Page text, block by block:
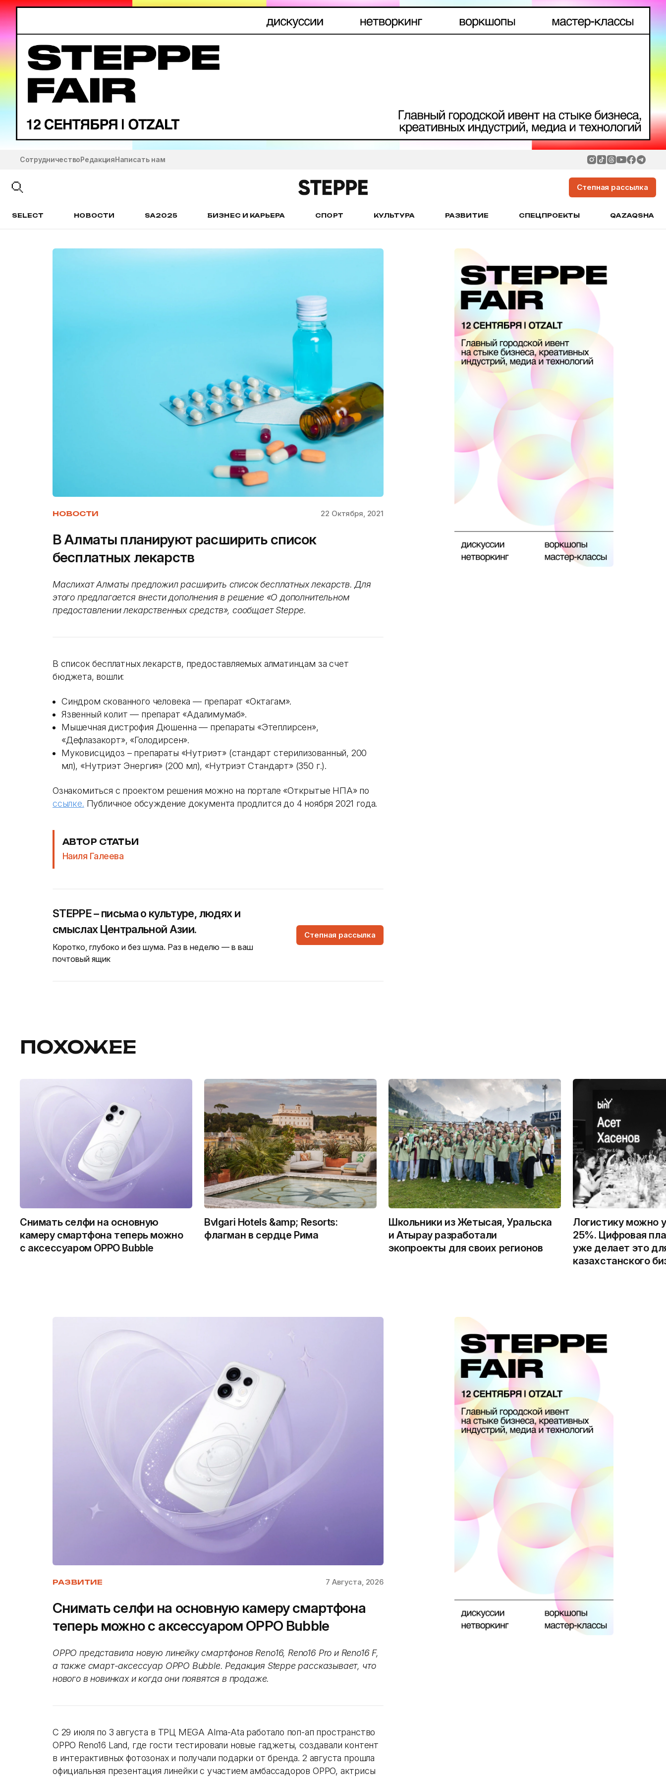
СотрудничествоРедакцияНаписать нам
Степная рассылка
SELECT НОВОСТИ SA2025 БИЗНЕС И КАРЬЕРА СПОРТ КУЛЬТУРА РАЗВИТИЕ СПЕЦПРОЕКТЫ QAZAQSHA
НОВОСТИ 22 Октября, 2021
В Алматы планируют расширить список
бесплатных лекарств
Маслихат Алматы предложил расширить список бесплатных лекарств. Для
этого предлагается внести дополнения в решение «О дополнительном
предоставлении лекарственных средств», сообщает Steppe.
В список бесплатных лекарств, предоставляемых алматинцам за счет
бюджета, вошли:
Синдром скованного человека — препарат «Октагам».
Язвенный колит — препарат «Адалимумаб».
Мышечная дистрофия Дюшенна — препараты «Этеплирсен»,
«Дефлазакорт», «Голодирсен».
Муковисцидоз – препараты «Нутриэт» (стандарт стерилизованный, 200
мл), «Нутриэт Энергия» (200 мл), «Нутриэт Стандарт» (350 г.).
Ознакомиться с проектом решения можно на портале «Открытые НПА» по
ссылке. Публичное обсуждение документа продлится до 4 ноября 2021 года.
АВТОР СТАТЬИ
Наиля Галеева
STEPPE – письма о культуре, людях и
смыслах Центральной Азии.
Коротко, глубоко и без шума. Раз в неделю — в ваш
почтовый ящик
Степная рассылка
ПОХОЖЕЕ
Снимать селфи на основную
камеру смартфона теперь можно
с аксессуаром OPPO Bubble
Bvlgari Hotels &amp; Resorts:
флагман в сердце Рима
Школьники из Жетысая, Уральска
и Атырау разработали
экопроекты для своих регионов
Логистику можно
25%. Цифровая
уже делает это
казахстанского
РАЗВИТИЕ 7 Августа, 2026
Снимать селфи на основную камеру смартфона
теперь можно с аксессуаром OPPO Bubble
OPPO представила новую линейку смартфонов Reno16, Reno16 Pro и Reno16 F,
а также смарт-аксессуар OPPO Bubble. Редакция Steppe рассказывает, что
нового в новинках и когда они появятся в продаже.
С 29 июля по 3 августа в ТРЦ MEGA Alma-Ata работало поп-ап пространство
OPPO Reno16 Land, где гости тестировали новые гаджеты, создавали контент
в интерактивных фотозонах и получали подарки от бренда. 2 августа прошла
официальная презентация линейки с участием амбассадоров OPPO, актрисы